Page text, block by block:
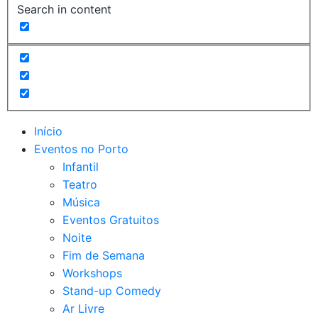
Search in content
Início
Eventos no Porto
Infantil
Teatro
Música
Eventos Gratuitos
Noite
Fim de Semana
Workshops
Stand-up Comedy
Ar Livre